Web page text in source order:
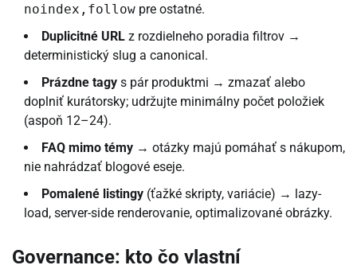
noindex,follow pre ostatné.
Duplicitné URL z rozdielneho poradia filtrov →
deterministický slug a canonical.
Prázdne tagy s pár produktmi → zmazať alebo
doplniť kurátorsky; udržujte minimálny počet položiek
(aspoň 12–24).
FAQ mimo témy → otázky majú pomáhať s nákupom,
nie nahrádzať blogové eseje.
Pomalené listingy (ťažké skripty, variácie) → lazy-
load, server-side renderovanie, optimalizované obrázky.
Governance: kto čo vlastní